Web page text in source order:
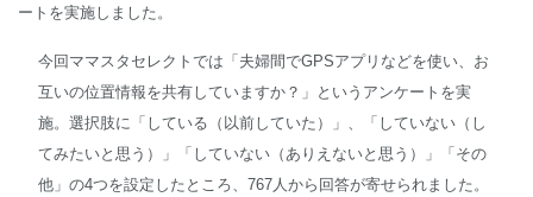
ートを実施しました。
今回ママスタセレクトでは「夫婦間でGPSアプリなどを使い、お
互いの位置情報を共有していますか？」というアンケートを実
施。選択肢に「している（以前していた）」、「していない（し
てみたいと思う）」「していない（ありえないと思う）」「その
他」の4つを設定したところ、767人から回答が寄せられました。